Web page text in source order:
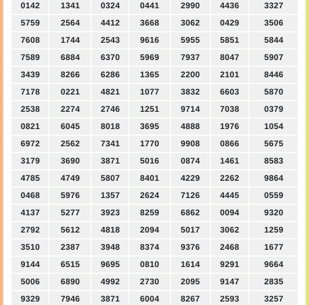
0142
1341 0324 0441 2990 4436
3327
5759
2564 4412 3668 3062 0429
3506
7608
1744 2543 9616 5955 5851
5844
7589
6884 6370 5969 7937 8047
5907
3439
8266 6286 1365 2200 2101
8446
7178
0221 4821 1077 3832 6603
5870
2538
2274 2746 1251 9714 7038
0379
0821
6045 8018 3695 4888 1976
1054
6972
2562 7341 1770 9908 0866
5675
3179
3690 3871 5016 0874 1461
8583
4785
4749 5807 8401 4229 2262
9864
0468
5976 1357 2624 7126 4445
0559
4137
5277 3923 8259 6862 0094
9320
2792
5612 4818 2094 5017 3062
1259
3510
2387 3948 8374 9376 2468
1677
9144
6515 9695 0810 1614 9291
9664
5006
6890 4992 2730 2095 9147
2835
9329
7946 3871 6004 8267 2593
3257